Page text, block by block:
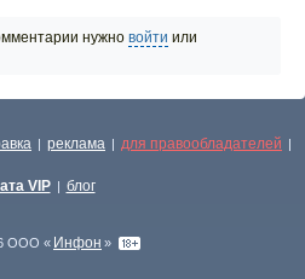
нужно войти или
| реклама | для правообладателей |
VIP | блог
ООО « Инфон »